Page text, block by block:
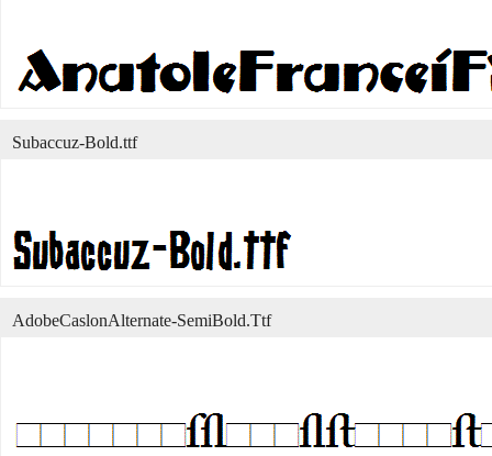
Subaccuz-Bold.ttf
AdobeCaslonAlternate-SemiBold.Ttf